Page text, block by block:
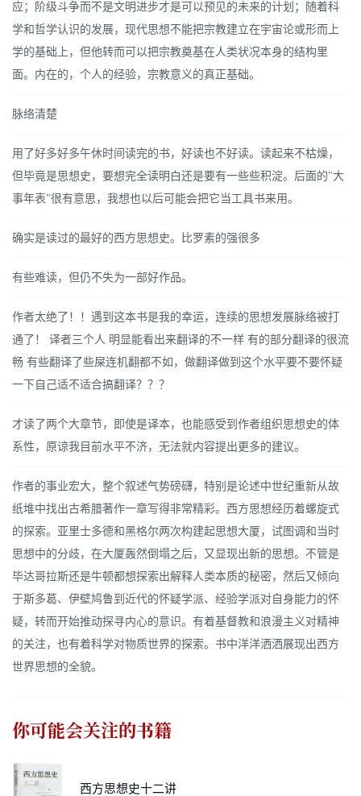
应；阶级斗争而不是文明进步才是可以预见的未来的计划；随着科
学和哲学认识的发展，现代思想不能把宗教建立在宇宙论或形而上
学的基础上，但他转而可以把宗教奠基在人类状况本身的结构里
面。内在的，个人的经验，宗教意义的真正基础。
脉络清楚
用了好多好多午休时间读完的书，好读也不好读。读起来不枯燥，
但毕竟是思想史，要想完全读明白还是要有一些些积淀。后面的"大
事年表"很有意思，我想也以后可能会把它当工具书来用。
确实是读过的最好的西方思想史。比罗素的强很多
有些难读，但仍不失为一部好作品。
作者太绝了！！遇到这本书是我的幸运，连续的思想发展脉络被打
通了！ 译者三个人 明显能看出来翻译的不一样 有的部分翻译的很流
畅 有些翻译了些屎连机翻都不如，做翻译做到这个水平要不要怀疑
一下自己适不适合搞翻译？？？
才读了两个大章节，即使是译本，也能感受到作者组织思想史的体
系性，原谅我目前水平不济，无法就内容提出更多的建议。
作者的事业宏大，整个叙述气势磅礴，特别是论述中世纪重新从故
纸堆中找出古希腊著作一章写得非常精彩。西方思想经历着螺旋式
的探索。亚里士多德和黑格尔两次构建起思想大厦，试图调和当时
思想中的分歧，在大厦轰然倒塌之后，又显现出新的思想。不管是
毕达哥拉斯还是牛顿都想探索出解释人类本质的秘密，然后又倾向
于斯多葛、伊壁鸠鲁到近代的怀疑学派、经验学派对自身能力的怀
疑，转而开始推动探寻内心的意识。有着基督教和浪漫主义对精神
的关注，也有着科学对物质世界的探索。书中洋洋洒洒展现出西方
世界思想的全貌。
你可能会关注的书籍
西方思想史十二讲